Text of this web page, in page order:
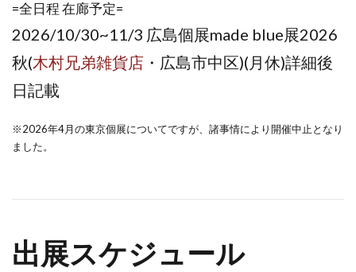
=全日程 在廊予定=
2026/10/30~11/3 広島個展made blue展2026
秋(木村兄弟雑貨店 ・広島市中区)(月休)詳細後
日記載
※2026年4月の東京個展についてですが、諸事情により開催中止となり
ました。
出展スケジュール